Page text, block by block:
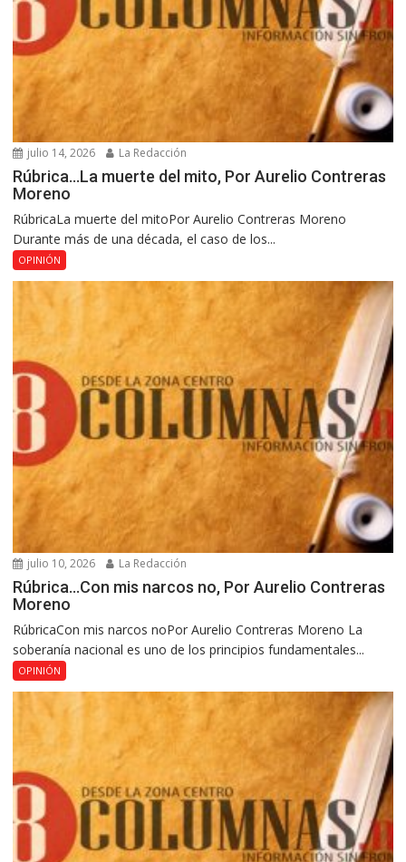
julio 14, 2026 La Redacción
Rúbrica…La muerte del mito, Por Aurelio Contreras
Moreno
RúbricaLa muerte del mitoPor Aurelio Contreras Moreno
Durante más de una década, el caso de los...
OPINIÓN
julio 10, 2026 La Redacción
Rúbrica…Con mis narcos no, Por Aurelio Contreras
Moreno
RúbricaCon mis narcos noPor Aurelio Contreras Moreno La
soberanía nacional es uno de los principios fundamentales...
OPINIÓN